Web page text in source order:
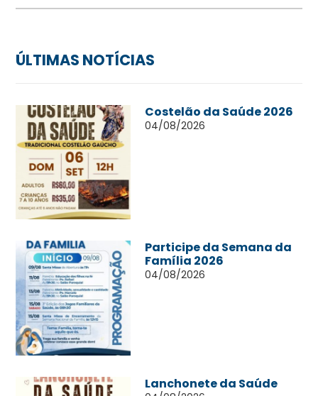
ÚLTIMAS NOTÍCIAS
Costelão da Saúde 2026
04/08/2026
Participe da Semana da
Família 2026
04/08/2026
Lanchonete da Saúde